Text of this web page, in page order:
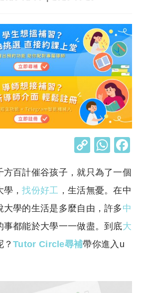
C
p
y
Li
n
k
W
at
s
A
p
p
方百計催谷孩子，就只為了一個
學，找份好工 ，生活無憂。在中
大學的生活是多麼自由，許多 中
事都能於大學一一做盡。到底大
？Tutor Circle尋補帶你進入u